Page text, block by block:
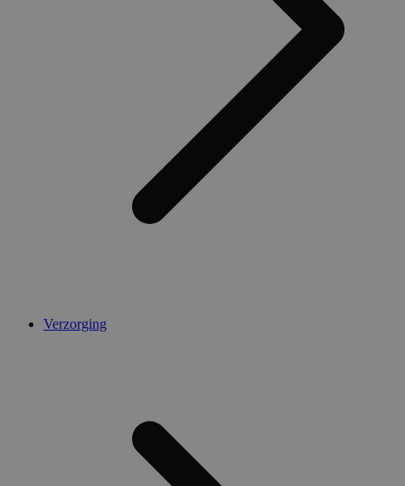
Verzorging